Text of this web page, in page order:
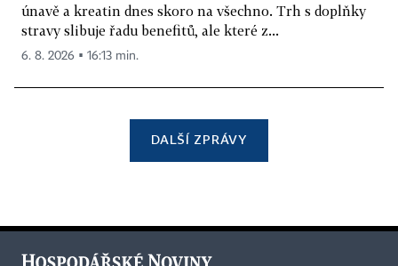
únavě a kreatin dnes skoro na všechno. Trh s doplňky
stravy slibuje řadu benefitů, ale které z...
6. 8. 2026 ▪ 16:13 min.
DALŠÍ ZPRÁVY